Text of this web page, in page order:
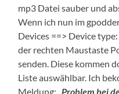
mp3 Datei sauber und
Wenn ich nun im
Devices ==> Device
der rechten Maustaste
senden. Diese kommen
Liste auswählbar. Ich
Meldung: „ Problem bei